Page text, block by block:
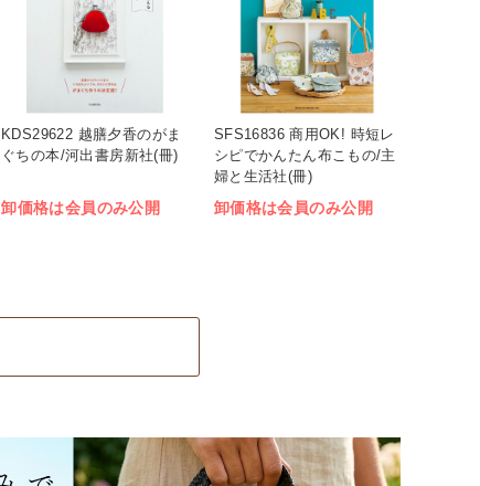
KDS29622 越膳夕香のがま
ぐちの本/河出書房新社(冊)
卸価格は会員のみ公開
SFS16836 商用OK! 時短レ
シピでかんたん布こもの/主
婦と生活社(冊)
卸価格は会員のみ公開